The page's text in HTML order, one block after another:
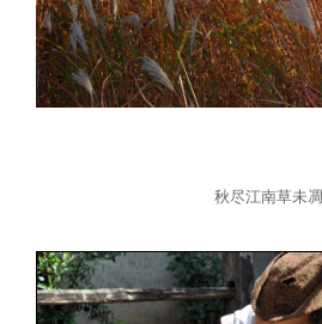
馆领导介绍
组织机构
专家库
资讯
公告
展览
最新展览
鲁迅故居
学术研究
新文化讲堂
藏书教育活动介绍
文创产品
秋尽江南草未凋